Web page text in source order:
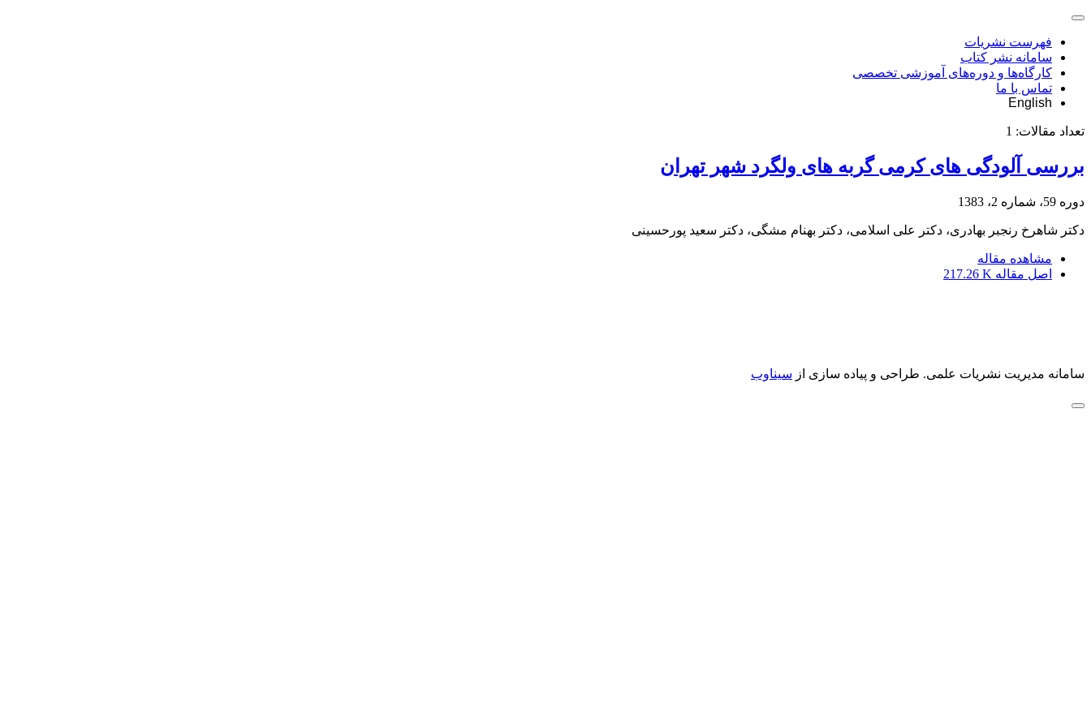
فهرست نشریات
سامانه نشر کتاب
کارگاه‌ها و دوره‌های آموزشی تخصصی
تماس با ما
English
تعداد مقالات: 1
بررسی آلودگی های کرمی گربه های ولگرد شهر تهران
دوره 59، شماره 2، 1383
دکتر شاهرخ رنجبر بهادری، دکتر علی اسلامی، دکتر بهنام مشگی، دکتر سعید پورحسینی
مشاهده مقاله
اصل مقاله 217.26 K
سامانه مدیریت نشریات علمی. طراحی و پیاده سازی از سیناوب